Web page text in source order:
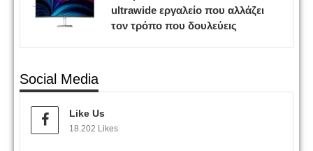
ultrawide εργαλείο που αλλάζει
τον τρόπο που δουλεύεις
Social Media
Like Us
18.202 Likes